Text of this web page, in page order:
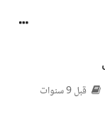
قبل 9 سنوات